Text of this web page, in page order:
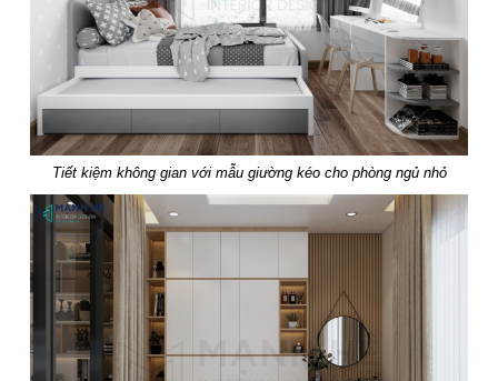
Tiết kiệm không gian với mẫu giường kéo cho phòng ngủ nhỏ